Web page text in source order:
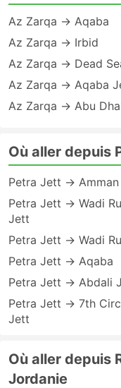
Az Zarqa → Aqaba
Az Zarqa → Irbid
Az Zarqa → Dead
Az Zarqa → Aqaba
Az Zarqa → Abu
Où aller depuis
Petra Jett → Amman
Petra Jett → Wadi
Jett
Petra Jett → Wadi
Petra Jett → Aqaba
Petra Jett → Abdali
Petra Jett → 7th
Jett
Où aller depuis
Jordanie